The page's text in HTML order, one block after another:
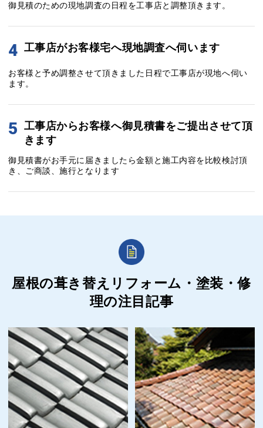
御見積のための現地調査の日程を工事店と調整頂きます。
4 工事店がお客様宅へ現地調査へ伺います
お客様と予め調整させて頂きました日程で工事店が現地へ伺い
ます。
5 工事店からお客様へ御見積書をご提出させて頂
きます
御見積書がお手元に届きましたら金額と施工内容を比較検討頂
き、ご商談、施行となります
屋根の葺き替えリフォーム・塗装・修
理の注目記事